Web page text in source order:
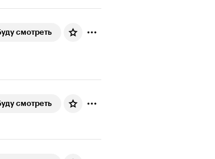
смотреть
смотреть